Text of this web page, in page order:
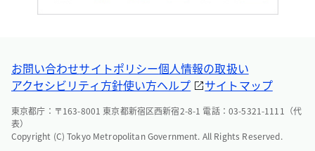
お問い合わせサイトポリシー個人情報の取扱い
アクセシビリティ方針使い方ヘルプ サイトマップ
東京都庁：〒163-8001 東京都新宿区西新宿2-8-1 電話：03-5321-1111（代
表）
Copyright (C) Tokyo Metropolitan Government. All Rights Reserved.